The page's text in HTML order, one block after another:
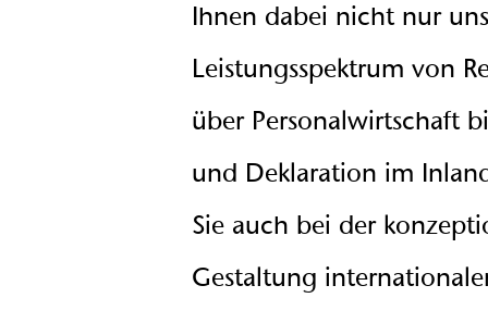
Ihnen dabei nicht nur
Leistungsspektrum von
über Personalwirtschaft
und Deklaration im
Sie auch bei der
Gestaltung